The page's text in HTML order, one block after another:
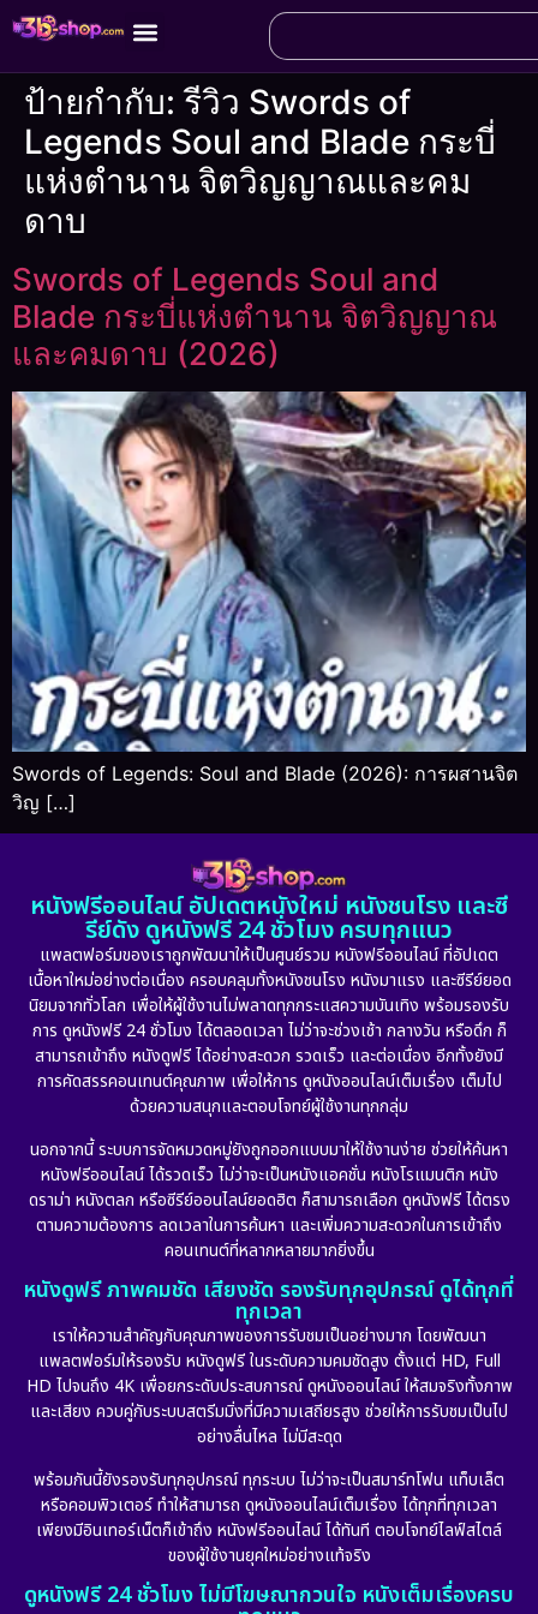
ป้ายกำกับ:รีวิว Swords of
Legends Soul and Blade กระบี่
แห่งตำนาน จิตวิญญาณและคม
ดาบ
Swords of Legends Soul and
Blade กระบี่แห่งตำนาน จิตวิญญาณ
และคมดาบ (2026)
Swords of Legends: Soul and Blade (2026): การผสานจิต
วิญ […]
หนังฟรีออนไลน์ อัปเดตหนังใหม่ หนังชนโรง และซี
รีย์ดัง ดูหนังฟรี 24 ชั่วโมง ครบทุกแนว
แพลตฟอร์มของเราถูกพัฒนาให้เป็นศูนย์รวม หนังฟรีออนไลน์ ที่อัปเดต
เนื้อหาใหม่อย่างต่อเนื่อง ครอบคลุมทั้งหนังชนโรง หนังมาแรง และซีรีย์ยอด
นิยมจากทั่วโลก เพื่อให้ผู้ใช้งานไม่พลาดทุกกระแสความบันเทิง พร้อมรองรับ
การ ดูหนังฟรี 24 ชั่วโมง ได้ตลอดเวลา ไม่ว่าจะช่วงเช้า กลางวัน หรือดึก ก็
สามารถเข้าถึง หนังดูฟรี ได้อย่างสะดวก รวดเร็ว และต่อเนื่อง อีกทั้งยังมี
การคัดสรรคอนเทนต์คุณภาพ เพื่อให้การ ดูหนังออนไลน์เต็มเรื่อง เต็มไป
ด้วยความสนุกและตอบโจทย์ผู้ใช้งานทุกกลุ่ม
นอกจากนี้ ระบบการจัดหมวดหมู่ยังถูกออกแบบมาให้ใช้งานง่าย ช่วยให้ค้นหา
หนังฟรีออนไลน์ ได้รวดเร็ว ไม่ว่าจะเป็นหนังแอคชั่น หนังโรแมนติก หนัง
ดราม่า หนังตลก หรือซีรีย์ออนไลน์ยอดฮิต ก็สามารถเลือก ดูหนังฟรี ได้ตรง
ตามความต้องการ ลดเวลาในการค้นหา และเพิ่มความสะดวกในการเข้าถึง
คอนเทนต์ที่หลากหลายมากยิ่งขึ้น
หนังดูฟรี ภาพคมชัด เสียงชัด รองรับทุกอุปกรณ์ ดูได้ทุกที่
ทุกเวลา
เราให้ความสำคัญกับคุณภาพของการรับชมเป็นอย่างมาก โดยพัฒนา
แพลตฟอร์มให้รองรับ หนังดูฟรี ในระดับความคมชัดสูง ตั้งแต่ HD, Full
HD ไปจนถึง 4K เพื่อยกระดับประสบการณ์ ดูหนังออนไลน์ ให้สมจริงทั้งภาพ
และเสียง ควบคู่กับระบบสตรีมมิ่งที่มีความเสถียรสูง ช่วยให้การรับชมเป็นไป
อย่างลื่นไหล ไม่มีสะดุด
พร้อมกันนี้ยังรองรับทุกอุปกรณ์ ทุกระบบ ไม่ว่าจะเป็นสมาร์ทโฟน แท็บเล็ต
หรือคอมพิวเตอร์ ทำให้สามารถ ดูหนังออนไลน์เต็มเรื่อง ได้ทุกที่ทุกเวลา
เพียงมีอินเทอร์เน็ตก็เข้าถึง หนังฟรีออนไลน์ ได้ทันที ตอบโจทย์ไลฟ์สไตล์
ของผู้ใช้งานยุคใหม่อย่างแท้จริง
ดูหนังฟรี 24 ชั่วโมง ไม่มีโฆษณากวนใจ หนังเต็มเรื่องครบ